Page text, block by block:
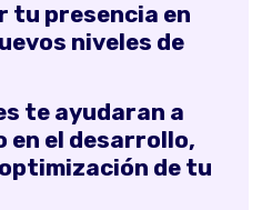
tu presencia en
niveles de
te ayudaran a
en el desarrollo,
de tu